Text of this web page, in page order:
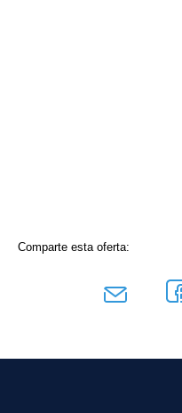
Comparte esta oferta: